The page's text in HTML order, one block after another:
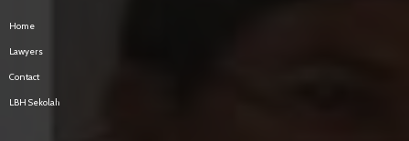
Home
Lawyers
Contact
LBH Sekolah